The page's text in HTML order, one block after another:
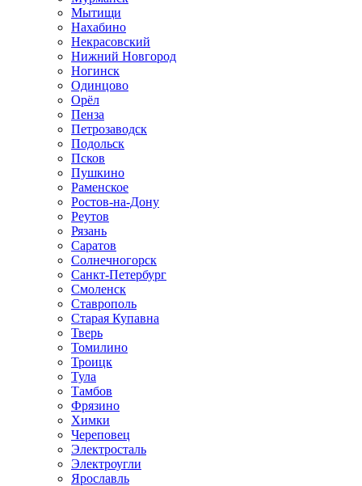
Мытищи
Нахабино
Некрасовский
Нижний Новгород
Ногинск
Одинцово
Орёл
Пенза
Петрозаводск
Подольск
Псков
Пушкино
Раменское
Ростов-на-Дону
Реутов
Рязань
Саратов
Солнечногорск
Санкт-Петербург
Смоленск
Ставрополь
Старая Купавна
Тверь
Томилино
Троицк
Тула
Тамбов
Фрязино
Химки
Череповец
Электросталь
Электроугли
Ярославль